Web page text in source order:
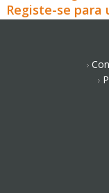
Registe-se para